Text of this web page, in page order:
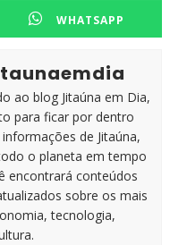
WHATSAPP
ao blog Jitaúna em Dia,
para ficar por dentro
de Jitaúna,
o planeta em tempo
encontrará conteúdos
sobre os mais
tecnologia,